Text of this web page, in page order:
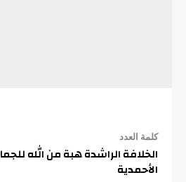
كلمة العدد
الخلافة الراشدة هبة من الله
الأحمدية